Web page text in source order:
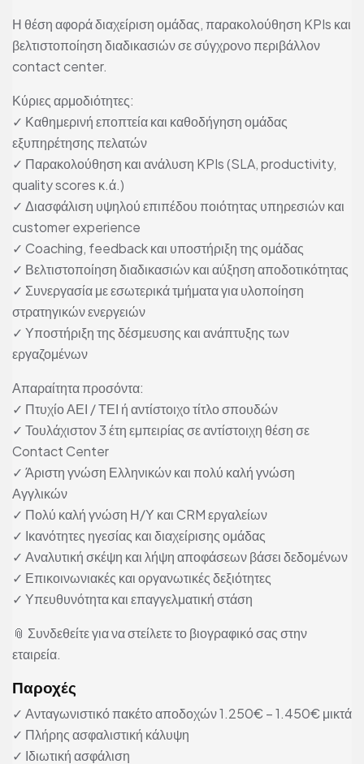
Η θέση αφορά διαχείριση ομάδας, παρακολούθηση KPIs και
βελτιστοποίηση διαδικασιών σε σύγχρονο περιβάλλον
contact center.
Κύριες αρμοδιότητες:
✓ Καθημερινή εποπτεία και καθοδήγηση ομάδας
εξυπηρέτησης πελατών
✓ Παρακολούθηση και ανάλυση KPIs (SLA, productivity,
quality scores κ.ά.)
✓ Διασφάλιση υψηλού επιπέδου ποιότητας υπηρεσιών και
customer experience
✓ Coaching, feedback και υποστήριξη της ομάδας
✓ Βελτιστοποίηση διαδικασιών και αύξηση αποδοτικότητας
✓ Συνεργασία με εσωτερικά τμήματα για υλοποίηση
στρατηγικών ενεργειών
✓ Υποστήριξη της δέσμευσης και ανάπτυξης των
εργαζομένων
Απαραίτητα προσόντα:
✓ Πτυχίο ΑΕΙ / ΤΕΙ ή αντίστοιχο τίτλο σπουδών
✓ Τουλάχιστον 3 έτη εμπειρίας σε αντίστοιχη θέση σε
Contact Center
✓ Άριστη γνώση Ελληνικών και πολύ καλή γνώση
Αγγλικών
✓ Πολύ καλή γνώση Η/Υ και CRM εργαλείων
✓ Ικανότητες ηγεσίας και διαχείρισης ομάδας
✓ Αναλυτική σκέψη και λήψη αποφάσεων βάσει δεδομένων
✓ Επικοινωνιακές και οργανωτικές δεξιότητες
✓ Υπευθυνότητα και επαγγελματική στάση
📎 Συνδεθείτε για να στείλετε το βιογραφικό σας στην
εταιρεία.
Παροχές
✓ Ανταγωνιστικό πακέτο αποδοχών 1.250€ – 1.450€ μικτά
✓ Πλήρης ασφαλιστική κάλυψη
✓ Ιδιωτική ασφάλιση